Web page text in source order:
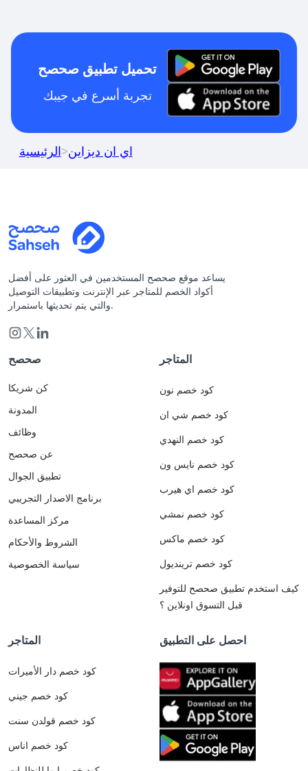
تحميل تطبيق صحصح
تجربة أسرع في جيبك
الرئيسية>اي ان ديزاين
يساعد موقع صحصح المستخدمين في العثور على أفضل
أكواد الخصم للمتاجر عبر الإنترنت وتطبيقات التوصيل
والتي يتم تحديثها باستمرار.
صحصح
كن شريكا
المدونة
وظائف
عن صحصح
تطبيق الجوال
برنامج الاصدار التجريبي
مركز المساعدة
الشروط والأحكام
سياسة الخصوصية
المتاجر
كود خصم نون
كود خصم شي ان
كود خصم النهدي
كود خصم نايس ون
كود خصم اي هيرب
كود خصم نمشي
كود خصم ماكس
كود خصم ترينديول
كيف استخدم تطبيق صحصح للتوفير
قبل التسوق اونلاين ؟
المتاجر
كود خصم دار الأميرات
كود خصم جيني
كود خصم قولدن سنت
كود خصم اناس
احصل على التطبيق